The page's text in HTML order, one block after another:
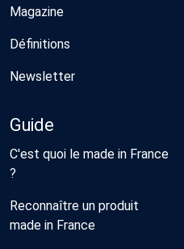
Magazine
Définitions
Newsletter
Guide
C'est quoi le made in France
?
Reconnaître un produit
made in France